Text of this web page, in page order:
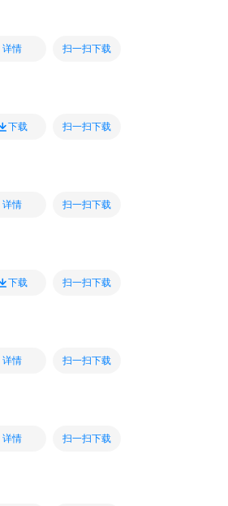
详情 扫一扫下载
下载 扫一扫下载
详情 扫一扫下载
下载 扫一扫下载
详情 扫一扫下载
详情 扫一扫下载